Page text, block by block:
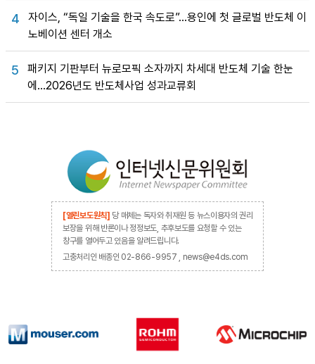
4
자이스, “독일 기술을 한국 속도로”…용인에 첫 글로벌 반도체 이
노베이션 센터 개소
5
패키지 기판부터 뉴로모픽 소자까지 차세대 반도체 기술 한눈
에…2026년도 반도체사업 성과교류회
[열린보도원칙] 당 매체는 독자와 취재원 등 뉴스이용자의 권리
보장을 위해 반론이나 정정보도, 추후보도를 요청할 수 있는
창구를 열어두고 있음을 알려드립니다.
고충처리인 배종인 02-866-9957 , news@e4ds.com